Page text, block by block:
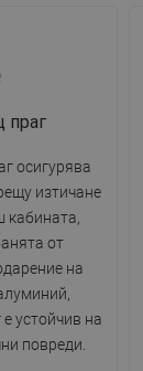
праг
осигурява
изтичане
кабината,
от
на
устойчив на
повреди.